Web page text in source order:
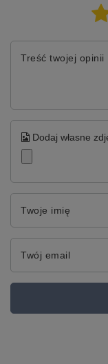
Treść twojej opinii
Dodaj własne
Twoje imię
Twój email